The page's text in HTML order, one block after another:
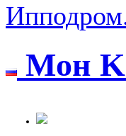
Moн